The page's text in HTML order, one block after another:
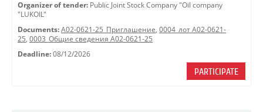
Organizer of tender: Public Joint Stock Company "Oil company
"LUKOIL"
Documents: A02-0621-25_Приглашение, 0004_лот A02-0621-
25, 0003_Общие сведения A02-0621-25
Deadline: 08/12/2026
PARTICIPATE